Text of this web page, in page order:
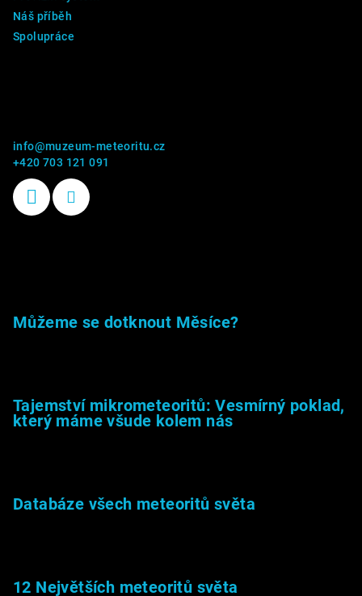
Náš příběh
Spolupráce
info@muzeum-meteoritu.cz
+420 703 121 091
Můžeme se dotknout Měsíce?
Tajemství mikrometeoritů: Vesmírný poklad,
který máme všude kolem nás
Databáze všech meteoritů světa
12 Největších meteoritů světa